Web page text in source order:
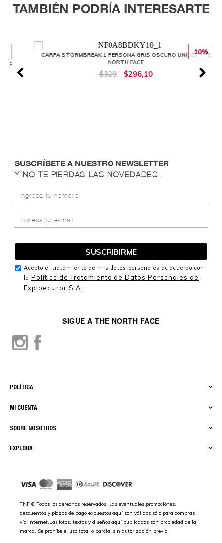
TAMBIÉN PODRÍA INTERESARTE
10%
CARPA STORMBREAK 1 PERSONA GRIS OSCURO UNISEX THE
NORTH FACE
$329 $296,10
EXPLORA
SOBRE NOSOTROS
MI CUENTA
POLÍTICA
SIGUE A THE NORTH FACE
TNF © Todos los derechos reservados. Las eventuales promociones,
descuentos y plazos de pago expuestos aquí son válidos sólo para compras
vía internet.Las fotos, textos y diseños aquí publicados son propiedad de la
marca. Se prohíbe el uso total o parcial sin autorización previa.
SUSCRÍBETE A NUESTRO NEWSLETTER
Y NO TE PIERDAS LAS NOVEDADES.
Acepto el tratamiento de mis datos personales de acuerdo con
la Política de Tratamiento de Datos Personales de
Exploecunor S.A.